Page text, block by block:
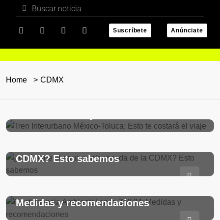
Suscríbete Anúnciate
Home CDMX
EDOMEX
abril 22, 2024
abril 11, 2024
CDMX? Esto sabemos
EDOMEX
febrero 24, 2024
Medidas y recomendaciones
EDOMEX
febrero 22, 2024